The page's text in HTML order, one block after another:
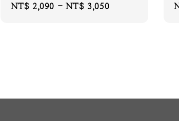
Regular
NT$ 2,090 - NT$ 3,050